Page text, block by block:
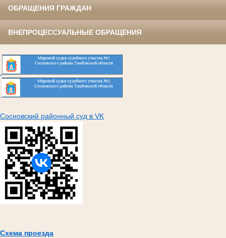
ОБРАЩЕНИЯ ГРАЖДАН
ВНЕПРОЦЕССУАЛЬНЫЕ ОБРАЩЕНИЯ
.
.
Сосновский районный суд в VK
Схема проезда